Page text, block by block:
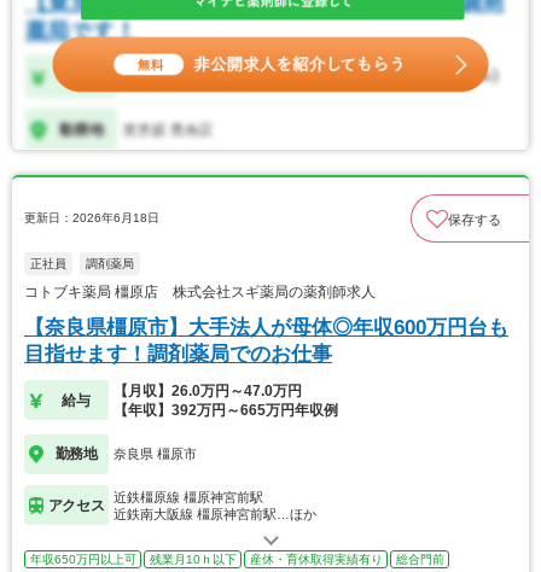
更新日：2026年6月18日 保存する
正社員 調剤薬局
コトブキ薬局 橿原店 株式会社スギ薬局の薬剤師求人
【奈良県橿原市】大手法人が母体◎年収600万円台も
目指せます！調剤薬局でのお仕事
給与
【月収】26.0万円～47.0万円
【年収】392万円～665万円年収例
勤務地 奈良県 橿原市
アクセス
近鉄橿原線 橿原神宮前駅
近鉄南大阪線 橿原神宮前駅…ほか
年収650万円以上可 残業月10ｈ以下 産休・育休取得実績有り
総合門前